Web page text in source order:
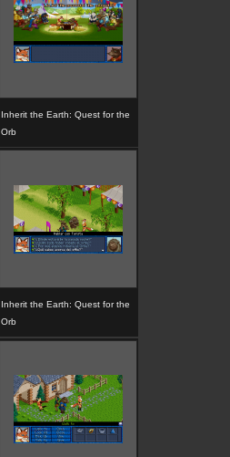
Inherit the Earth: Quest for the
Orb
Inherit the Earth: Quest for the
Orb